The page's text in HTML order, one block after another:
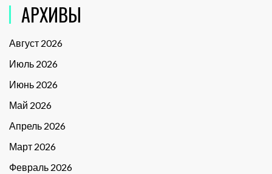
АРХИВЫ
Август 2026
Июль 2026
Июнь 2026
Май 2026
Апрель 2026
Март 2026
Февраль 2026